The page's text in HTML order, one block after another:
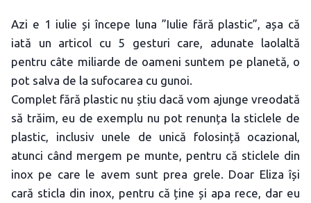
Azi e 1 iulie și începe luna ”Iulie fără plastic”, așa că
iată un articol cu 5 gesturi care, adunate laolaltă
pentru câte miliarde de oameni suntem pe planetă, o
pot salva de la sufocarea cu gunoi.
Complet fără plastic nu știu dacă vom ajunge vreodată
să trăim, eu de exemplu nu pot renunța la sticlele de
plastic, inclusiv unele de unică folosință ocazional,
atunci când mergem pe munte, pentru că sticlele din
inox pe care le avem sunt prea grele. Doar Eliza își
cară sticla din inox, pentru că ține și apa rece, dar eu